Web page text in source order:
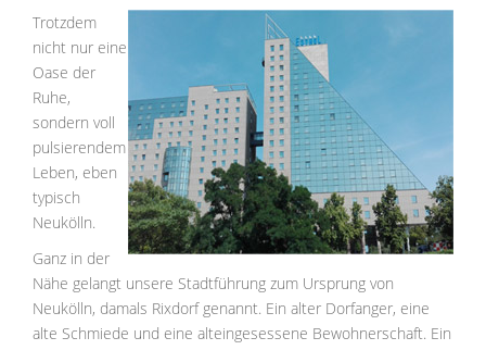
Trotzdem
nicht nur eine
Oase der
Ruhe,
sondern voll
pulsierendem
Leben, eben
typisch
Neukölln.
Ganz in der
Nähe gelangt unsere Stadtführung zum Ursprung von
Neukölln, damals Rixdorf genannt. Ein alter Dorfanger, eine
alte Schmiede und eine alteingesessene Bewohnerschaft. Ein